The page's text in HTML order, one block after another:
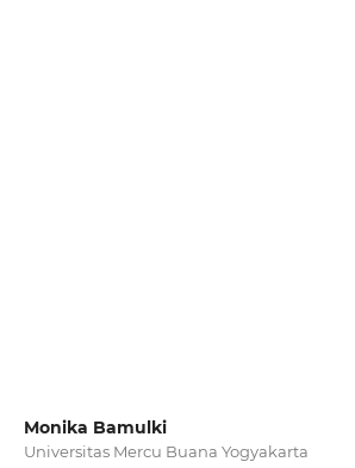
Monika Bamulki
Universitas Mercu Buana Yogyakarta